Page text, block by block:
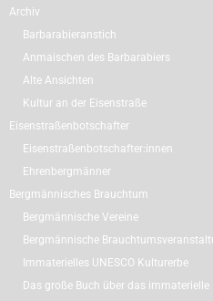
Archiv
Barbarabieranstich
Anmaischen des Barbarabiers
Alte Ansichten
Kultur an der Eisenstraße
Eisenstraßenbotschafter
Eisenstraßenbotschafter:innen
Ehrenbergmänner
Bergmännisches Brauchtum
Bergmännische Vereine
Bergmännische
Immaterielles UNESCO Kulturerbe
Das große Buch über das